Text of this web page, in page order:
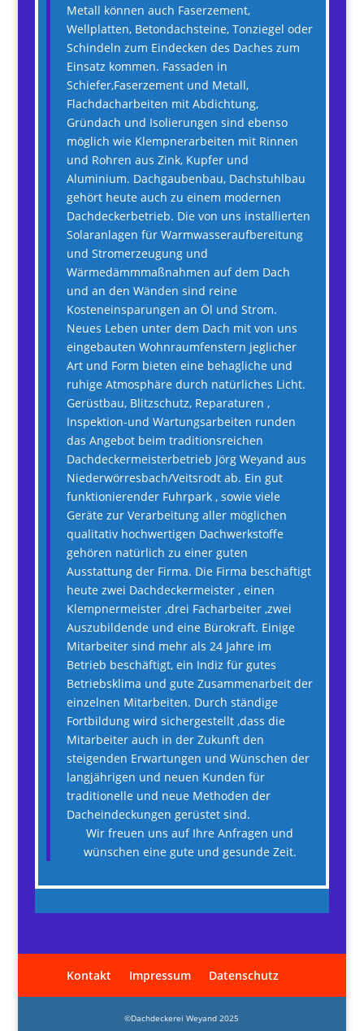
Metall können auch Faserzement,
Wellplatten, Betondachsteine, Tonziegel oder
Schindeln zum Eindecken des Daches zum
Einsatz kommen. Fassaden in
Schiefer,Faserzement und Metall,
Flachdacharbeiten mit Abdichtung,
Gründach und Isolierungen sind ebenso
möglich wie Klempnerarbeiten mit Rinnen
und Rohren aus Zink, Kupfer und
Aluminium. Dachgaubenbau, Dachstuhlbau
gehört heute auch zu einem modernen
Dachdeckerbetrieb. Die von uns installierten
Solaranlagen für Warmwasseraufbereitung
und Stromerzeugung und
Wärmedämmmaßnahmen auf dem Dach
und an den Wänden sind reine
Kosteneinsparungen an Öl und Strom.
Neues Leben unter dem Dach mit von uns
eingebauten Wohnraumfenstern jeglicher
Art und Form bieten eine behagliche und
ruhige Atmosphäre durch natürliches Licht.
Gerüstbau, Blitzschutz, Reparaturen ,
Inspektion-und Wartungsarbeiten runden
das Angebot beim traditionsreichen
Dachdeckermeisterbetrieb Jörg Weyand aus
Niederwörresbach/Veitsrodt ab. Ein gut
funktionierender Fuhrpark , sowie viele
Geräte zur Verarbeitung aller möglichen
qualitativ hochwertigen Dachwerkstoffe
gehören natürlich zu einer guten
Ausstattung der Firma. Die Firma beschäftigt
heute zwei Dachdeckermeister , einen
Klempnermeister ,drei Facharbeiter ,zwei
Auszubildende und eine Bürokraft. Einige
Mitarbeiter sind mehr als 24 Jahre im
Betrieb beschäftigt, ein Indiz für gutes
Betriebsklima und gute Zusammenarbeit der
einzelnen Mitarbeiten. Durch ständige
Fortbildung wird sichergestellt ,dass die
Mitarbeiter auch in der Zukunft den
steigenden Erwartungen und Wünschen der
langjährigen und neuen Kunden für
traditionelle und neue Methoden der
Dacheindeckungen gerüstet sind.
Wir freuen uns auf Ihre Anfragen und
wünschen eine gute und gesunde Zeit.
Kontakt Impressum Datenschutz
©Dachdeckerei Weyand 2025